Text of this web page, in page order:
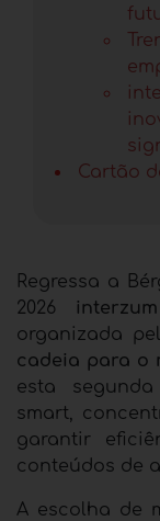
Cartão
Regressa a
2026
organizada
cadeia para o
esta
smart,
garantir
conteúdos de
A escolha de